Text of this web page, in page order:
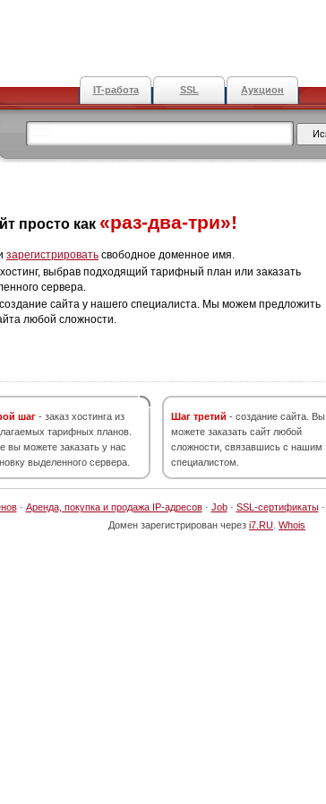
IT-работа SSL Аукцион
просто как «раз-два-три»!
зарегистрировать свободное доменное имя.
выбрав подходящий тарифный план или заказать
сервера.
сайта у нашего специалиста. Мы можем предложить
любой сложности.
шаг - заказ хостинга из
тарифных планов.
вы можете заказать у нас
выделенного сервера.
Шаг третий - создание сайта. Вы
можете заказать сайт любой
сложности, связавшись с нашим
специалистом.
· Аренда, покупка и продажа IP-адресов· Job· SSL-сертификаты·
Домен зарегистрирован через i7.RU Whois